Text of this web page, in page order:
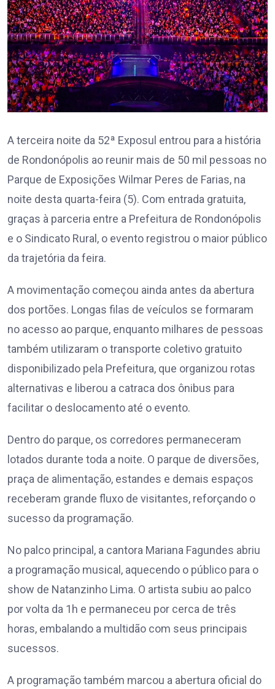
A terceira noite da 52ª Exposul entrou para a história
de Rondonópolis ao reunir mais de 50 mil pessoas no
Parque de Exposições Wilmar Peres de Farias, na
noite desta quarta-feira (5). Com entrada gratuita,
graças à parceria entre a Prefeitura de Rondonópolis
e o Sindicato Rural, o evento registrou o maior público
da trajetória da feira.
A movimentação começou ainda antes da abertura
dos portões. Longas filas de veículos se formaram
no acesso ao parque, enquanto milhares de pessoas
também utilizaram o transporte coletivo gratuito
disponibilizado pela Prefeitura, que organizou rotas
alternativas e liberou a catraca dos ônibus para
facilitar o deslocamento até o evento.
Dentro do parque, os corredores permaneceram
lotados durante toda a noite. O parque de diversões,
praça de alimentação, estandes e demais espaços
receberam grande fluxo de visitantes, reforçando o
sucesso da programação.
No palco principal, a cantora Mariana Fagundes abriu
a programação musical, aquecendo o público para o
show de Natanzinho Lima. O artista subiu ao palco
por volta da 1h e permaneceu por cerca de três
horas, embalando a multidão com seus principais
sucessos.
A programação também marcou a abertura oficial do